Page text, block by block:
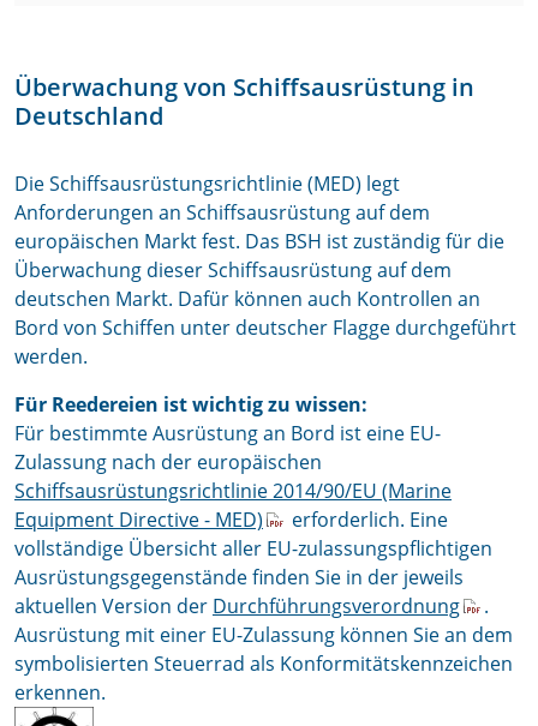
Überwachung von Schiffsausrüstung in
Deutschland
Die Schiffsausrüstungsrichtlinie (MED) legt
Anforderungen an Schiffsausrüstung auf dem
europäischen Markt fest. Das BSH ist zuständig für die
Überwachung dieser Schiffsausrüstung auf dem
deutschen Markt. Dafür können auch Kontrollen an
Bord von Schiffen unter deutscher Flagge durchgeführt
werden.
Für Reedereien ist wichtig zu wissen:
Für bestimmte Ausrüstung an Bord ist eine EU-
Zulassung nach der europäischen
Schiffsausrüstungsrichtlinie 2014/90/EU (Marine
Equipment Directive - MED)
erforderlich. Eine
vollständige Übersicht aller EU-zulassungspflichtigen
Ausrüstungsgegenstände finden Sie in der jeweils
aktuellen Version der Durchführungsverordnung
.
Ausrüstung mit einer EU-Zulassung können Sie an dem
symbolisierten Steuerrad als Konformitätskennzeichen
erkennen.